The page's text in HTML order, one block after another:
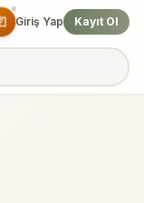
Giriş Yap Kayıt Ol